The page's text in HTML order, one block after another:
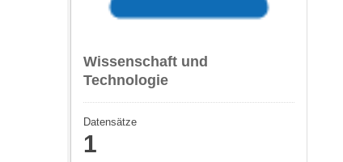
Wissenschaft und
Technologie
Datensätze
1